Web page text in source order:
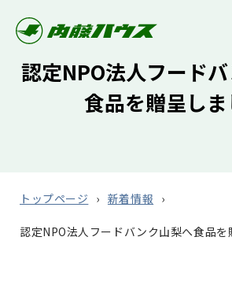
認定NPO法人フード
食品を贈呈し
トップページ 新着情報
認定NPO法人フードバンク山梨へ食品を